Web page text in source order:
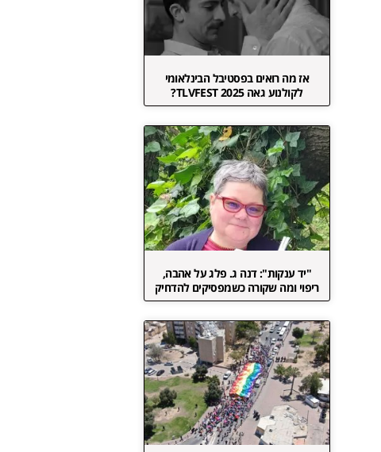
אז מה רואים בפסטיבל הבינלאומי
לקולנוע גאה TLVFEST 2025?
"יד ענקות": דנה ג. פלג על אהבה,
ריפוי ומה שקורה כשמפסיקים להדחיק